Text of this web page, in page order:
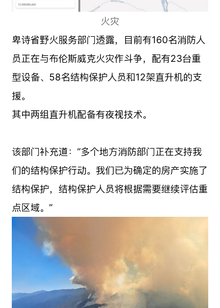
火灾
卑诗省野火服务部门透露，目前有160名消防人
员正在与布伦斯威克火灾作斗争，配有23台重
型设备、58名结构保护人员和12架直升机的支
援。
其中两组直升机配备有夜视技术。
该部门补充道：“多个地方消防部门正在支持我
们的结构保护行动。我们已为确定的房产实施了
结构保护，结构保护人员将根据需要继续评估重
点区域。”